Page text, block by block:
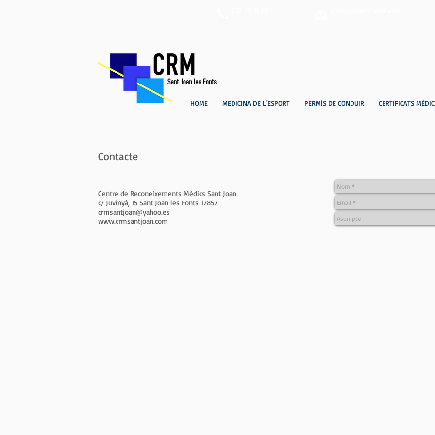
HOME MEDICINA DE L'ESPORT PERMÍS DE CONDUIR CERTIFICATS
Contacte
Centre de Reconeixements Mèdics Sant Joan
c/ Juvinyà, 15 Sant Joan les Fonts 17857
crmsantjoan@yahoo.es
www.crmsantjoan.com